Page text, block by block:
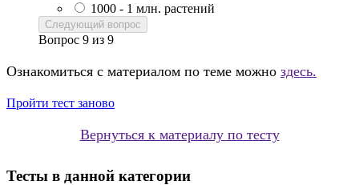
1000 - 1 млн. растений
Следующий вопрос
Вопрос 9 из 9
Ознакомиться с материалом по теме можно здесь.
Пройти тест заново
Вернуться к материалу по тесту
Тесты в данной категории